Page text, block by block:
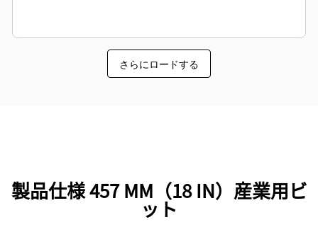
さらにロードする
製品仕様 457 MM（18 IN）産業用ビ
ット